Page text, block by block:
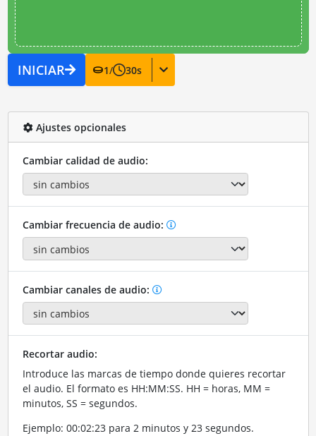
INICIAR 1/ 30s
Ajustes opcionales
Cambiar calidad de audio:
Cambiar frecuencia de audio:
Cambiar canales de audio:
Recortar audio:
Introduce las marcas de tiempo donde quieres recortar
el audio. El formato es HH:MM:SS. HH = horas, MM =
minutos, SS = segundos.
Ejemplo: 00:02:23 para 2 minutos y 23 segundos.